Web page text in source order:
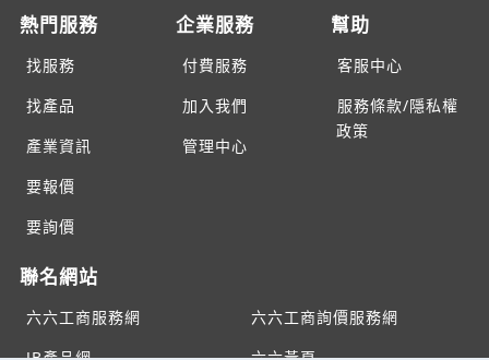
熱門服務
找服務
找產品
產業資訊
要報價
要詢價
企業服務
付費服務
加入我們
管理中心
幫助
客服中心
服務條款/隱私權
政策
聯名網站
六六工商服務網
六六工商詢價服務網